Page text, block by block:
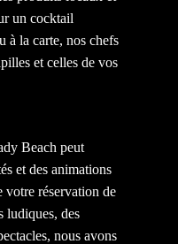
un cocktail
à la carte, nos chefs
et celles de vos
Beach peut
et des animations
réservation de
ludiques, des
nous avons